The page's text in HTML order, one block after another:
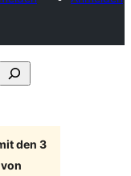
den 3